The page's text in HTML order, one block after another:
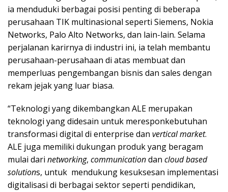
ia menduduki berbagai posisi penting di beberapa
perusahaan TIK multinasional seperti Siemens, Nokia
Networks, Palo Alto Networks, dan lain-lain. Selama
perjalanan karirnya di industri ini, ia telah membantu
perusahaan-perusahaan di atas membuat dan
memperluas pengembangan bisnis dan sales dengan
rekam jejak yang luar biasa.
“Teknologi yang dikembangkan ALE merupakan
teknologi yang didesain untuk meresponkebutuhan
transformasi digital di enterprise dan vertical market.
ALE juga memiliki dukungan produk yang beragam
mulai dari networking, communicationdan cloud based
solutions, untuk mendukung kesuksesan implementasi
digitalisasi di berbagai sektor seperti pendidikan,